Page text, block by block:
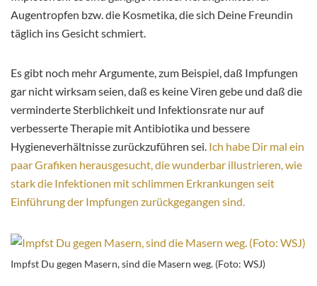
Augentropfen bzw. die Kosmetika, die sich Deine Freundin
täglich ins Gesicht schmiert.
Es gibt noch mehr Argumente, zum Beispiel, daß Impfungen
gar nicht wirksam seien, daß es keine Viren gebe und daß die
verminderte Sterblichkeit und Infektionsrate nur auf
verbesserte Therapie mit Antibiotika und bessere
Hygieneverhältnisse zurückzuführen sei. Ich habe Dir mal ein
paar Grafiken herausgesucht, die wunderbar illustrieren, wie
stark die Infektionen mit schlimmen Erkrankungen seit
Einführung der Impfungen zurückgegangen sind.
Impfst Du gegen Masern, sind die Masern weg. (Foto: WSJ)